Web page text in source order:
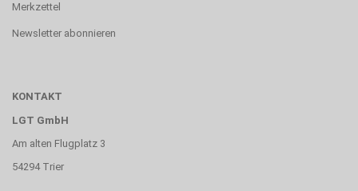
Merkzettel
Newsletter abonnieren
KONTAKT
LGT GmbH
Am alten Flugplatz 3
54294 Trier